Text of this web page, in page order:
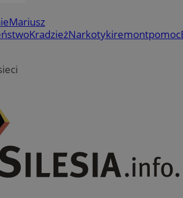
Mariusz
KradzieżNarkotykiremontpomoc